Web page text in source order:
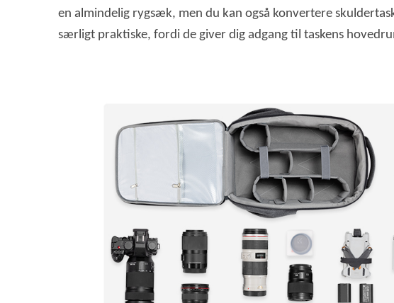
en almindelig rygsæk, men du kan også konvertere
særligt praktiske, fordi de giver dig adgang til taskens